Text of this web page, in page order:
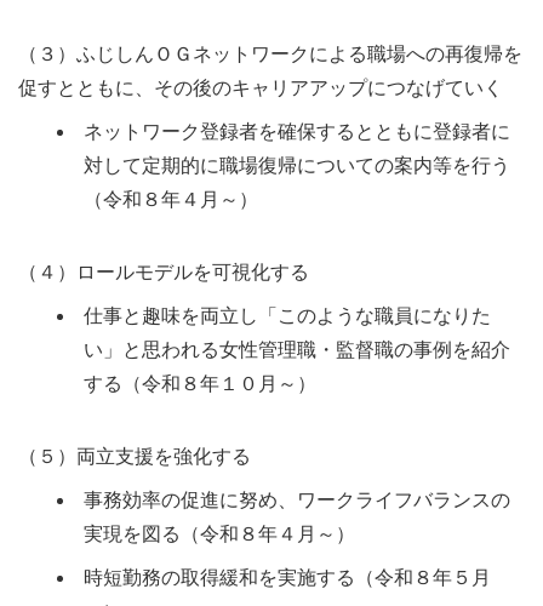
（３）ふじしんＯＧネットワークによる職場への再復帰を
促すとともに、その後のキャリアアップにつなげていく
ネットワーク登録者を確保するとともに登録者に
対して定期的に職場復帰についての案内等を行う
（令和８年４月～）
（４）ロールモデルを可視化する
仕事と趣味を両立し「このような職員になりた
い」と思われる女性管理職・監督職の事例を紹介
する（令和８年１０月～）
（５）両立支援を強化する
事務効率の促進に努め、ワークライフバランスの
実現を図る（令和８年４月～）
時短勤務の取得緩和を実施する（令和８年５月